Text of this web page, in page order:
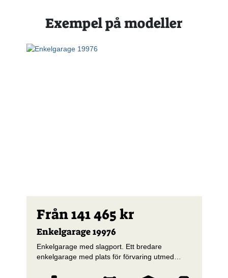
Exempel på modeller
Från 141 465 kr
Enkelgarage 19976
Enkelgarage med slagport. Ett bredare
enkelgarage med plats för förvaring utmed